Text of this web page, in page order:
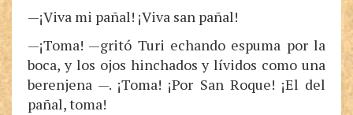
—¡Viva mi pañal! ¡Viva san pañal!
—¡Toma! —gritó Turi echando espuma por la
boca, y los ojos hinchados y lívidos como una
berenjena —. ¡Toma! ¡Por San Roque! ¡El del
pañal, toma!